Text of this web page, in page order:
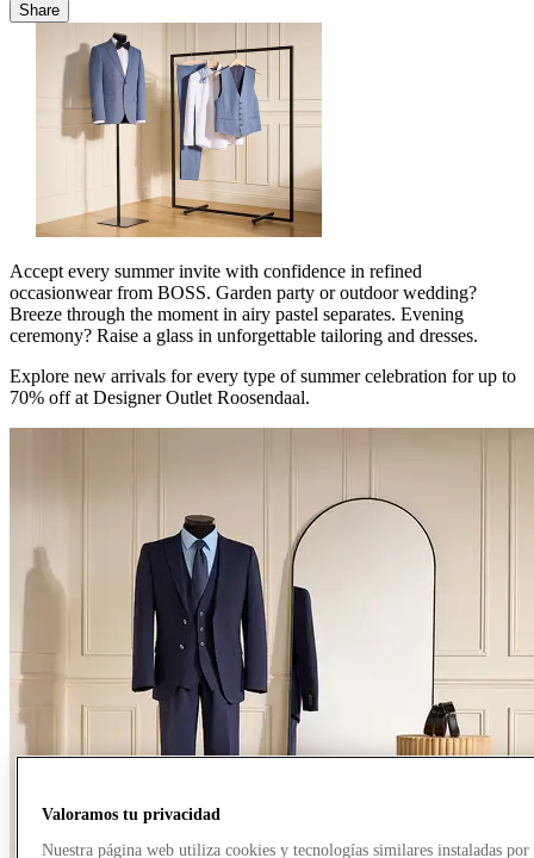
Share
Accept every summer invite with confidence in refined
occasionwear from BOSS. Garden party or outdoor wedding?
Breeze through the moment in airy pastel separates. Evening
ceremony? Raise a glass in unforgettable tailoring and dresses.
Explore new arrivals for every type of summer celebration for up to
70% off at Designer Outlet Roosendaal.
Valoramos tu privacidad
Nuestra página web utiliza cookies y tecnologías similares instaladas por